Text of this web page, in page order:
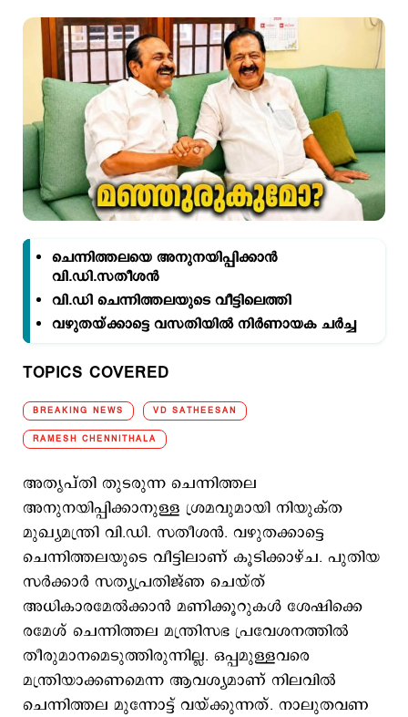
TOPICS COVERED
BREAKING NEWS VD SATHEESAN
RAMESH CHENNITHALA
ചെന്നിത്തലയെ അനുനയിപ്പിക്കാന്‍
വി.ഡി.സതീശന്‍
വി.ഡി ചെന്നിത്തലയുടെ വീട്ടിലെത്തി
‌വഴുതയ്ക്കാട്ടെ വസതിയില്‍ നിര്‍ണായക ചര്‍ച്ച
അതൃപ്തി തുടരുന്ന ചെന്നിത്തല
അനുനയിപ്പിക്കാനുള്ള ശ്രമവുമായി നിയുക്ത
മുഖ്യമന്ത്രി വി.ഡി. സതീശന്‍. വഴുതക്കാട്ടെ
ചെന്നിത്തലയുടെ വീട്ടിലാണ് കൂടിക്കാഴ്ച. പുതിയ
സര്‍ക്കാര്‍ സത്യപ്രതിജ്ഞ ചെയ്ത്
അധികാരമേല്‍ക്കാന്‍ മണിക്കൂറുകള്‍ ശേഷിക്കെ
രമേശ് ചെന്നിത്തല മന്ത്രിസഭ പ്രവേശനത്തില്‍
തീരുമാനമെടുത്തിരുന്നില്ല. ഒപ്പമുള്ളവരെ
മന്ത്രിയാക്കണമെന്ന ആവശ്യമാണ് നിലവില്‍
ചെന്നിത്തല മുന്നോട്ട് വയ്ക്കുന്നത്. നാലുതവണ